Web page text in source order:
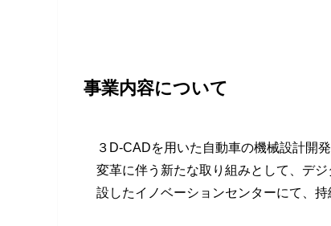
事業内容について
３D-CADを用いた自動車の機械設計開
変革に伴う新たな取り組みとして、デ
設したイノベーションセンターにて、